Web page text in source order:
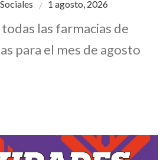
1 agosto, 2026
las farmacias de
para el mes de agosto